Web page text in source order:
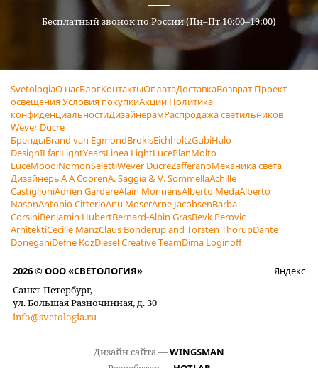
Бесплатный звонок по России (Пн–Пт 10:00–19:00)
SvetologiaО насБлогКонтактыОплатаДоставкаВозврат Проект
освещенияУсловия покупкиАкции Политика
конфиденциальностиДизайнерамРаспродажа светильников
Wever Ducre
БрендыBrand van EgmondBrokisEichholtzGubiHalo
DesignILfariLightYearsLinea LightLucePlanMolto
LuceMoooiNomonSelettiWever DucreZafferanoМеханика света
ДизайнерыA A CoorenA. Saggia & V. SommellaAchille
CastiglioniAdrien GardereAlain MonnensAlberto MedaAlberto
NasonAntonio CitterioAnu MoserArne JacobsenBarba
CorsiniBenjamin HubertBernard-Albin GrasBevk Perovic
ArhitektiCecilie ManzClaus Bonderup and Torsten ThorupDante
DoneganiDefne KozDiesel Creative TeamDima Loginoff
2026 © ООО «СВЕТОЛОГИЯ»
Санкт-Петербург,
ул. Большая Разночинная, д. 30
info@svetologia.ru
Яндекс
Дизайн сайта —WINGSMAN